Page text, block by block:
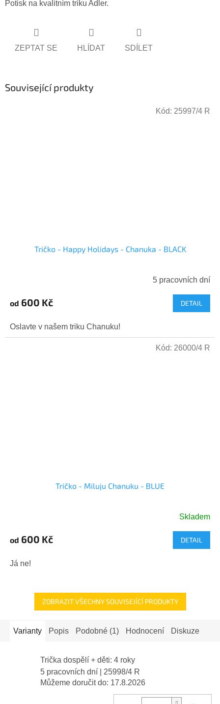
Potisk na kvalitním triku Adler.
ZEPTAT SE HLÍDAT SDÍLET
Související produkty
Tričko - Happy Holidays - Chanuka - BLACK
5 pracovních dní
od 600 Kč DETAIL
Oslavte v našem triku Chanuku!
Kód: 25997/4 R
Tričko - Miluju Chanuku - BLUE
Skladem
od 600 Kč DETAIL
Já ne!
Kód: 26000/4 R
ZOBRAZIT VŠECHNY SOUVISEJÍCÍ PRODUKTY
Varianty Popis Podobné (1) Hodnocení Diskuze
Trička dospělí + děti: 4 roky
5 pracovních dní
| 25998/4 R
Můžeme doručit do: 17.8.2026